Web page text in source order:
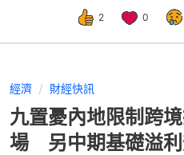
2 0
經濟 財經快訊
九置憂內地限制跨
場 另中期基礎溢